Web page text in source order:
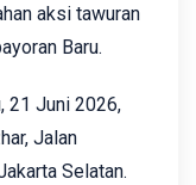
aksi tawuran
Baru.
21 Juni 2026,
Jalan
Selatan.